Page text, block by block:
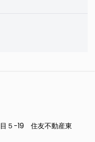
５−19 住友不動産東